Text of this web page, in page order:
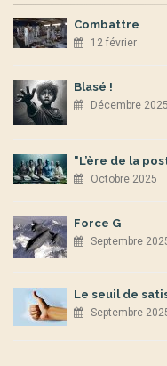
Combattre
12 février
Blasé !
Décembre 2025
"L’ère de la
Octobre 2025
Force G
Septembre
Le seuil de
Septembre